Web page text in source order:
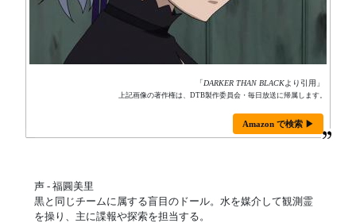
「DARKER THAN BLACKより引用」
上記画像の著作権は、DTB製作委員会・毎日放送に帰属します。
Amazon で検索 ▶
声 - 福圓美里
黒と同じチームに属する盲目のドール。水を媒介して観測霊
を操り、主に諜報や探索を担当する。